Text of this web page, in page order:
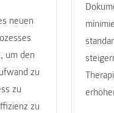
neuen
um den
zu
zu
zu